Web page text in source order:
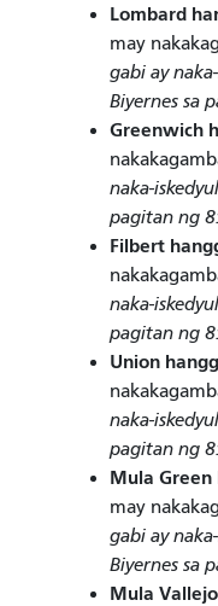
Lombard
may
gabi ay
Biyernes sa
Greenwich
naka-
pagitan ng
Filbert
naka-
pagitan ng
Union
naka-
pagitan ng
Mula Green
may
gabi ay
Biyernes sa
Mula